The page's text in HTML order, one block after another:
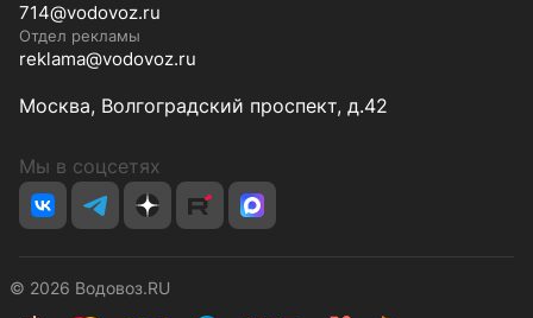
714@vodovoz.ru
Отдел рекламы
reklama@vodovoz.ru
Москва, Волгоградский проспект, д.42
Мы в соцсетях
© 2026 Водовоз.RU